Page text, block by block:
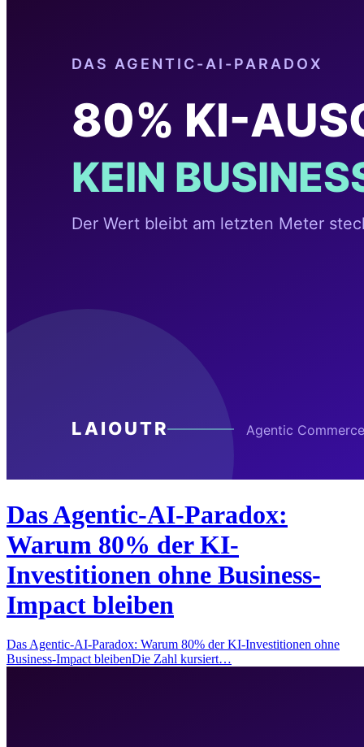
Das Agentic-AI-Paradox:
Warum 80% der KI-
Investitionen ohne Business-
Impact bleiben
Das Agentic-AI-Paradox: Warum 80% der KI-Investitionen ohne
Business-Impact bleibenDie Zahl kursiert…